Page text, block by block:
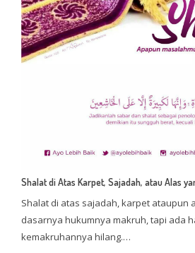
Shalat di Atas Karpet, Sajadah, atau Alas
Shalat di atas sajadah, karpet ataupun
dasarnya hukumnya makruh, tapi ada
kemakruhannya hilang.…